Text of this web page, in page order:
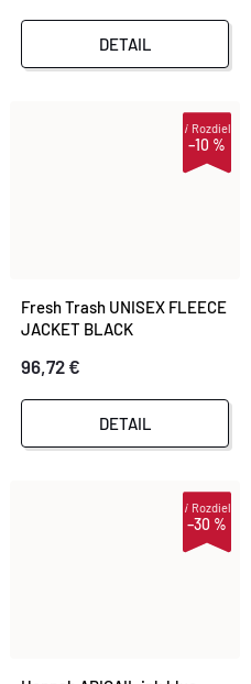
DETAIL
–10 %
iRozdiel
Fresh Trash UNISEX FLEECE
JACKET BLACK
96,72 €
DETAIL
–30 %
iRozdiel